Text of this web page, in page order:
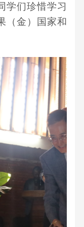
学们珍惜学习
（金）国家和